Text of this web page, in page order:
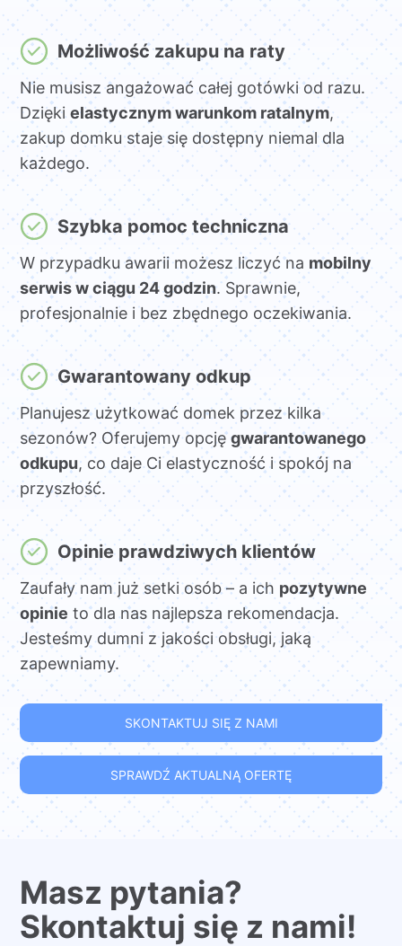
Możliwość zakupu na raty
Nie musisz angażować całej gotówki od razu.
Dziękielastycznym warunkom ratalnym,
zakup domku staje się dostępny niemal dla
każdego.
Szybka pomoc techniczna
W przypadku awarii możesz liczyć na mobilny
serwis w ciągu 24 godzin. Sprawnie,
profesjonalnie i bez zbędnego oczekiwania.
Gwarantowany odkup
Planujesz użytkować domek przez kilka
sezonów? Oferujemy opcjęgwarantowanego
odkupu, co daje Ci elastyczność i spokój na
przyszłość.
Opinie prawdziwych klientów
Zaufały nam już setki osób – a ich pozytywne
opinie to dla nas najlepsza rekomendacja.
Jesteśmy dumni z jakości obsługi, jaką
zapewniamy.
SKONTAKTUJ SIĘ Z NAMI
SPRAWDŹ AKTUALNĄ OFERTĘ
Masz pytania?
Skontaktuj się z nami!